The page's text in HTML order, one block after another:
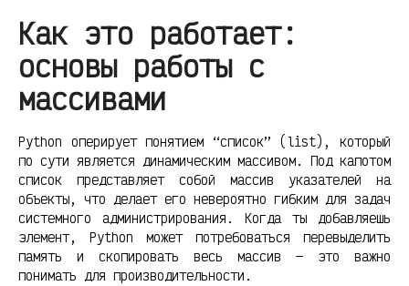
Как это работает:
основы работы с
массивами
Python оперирует понятием “список” (list), который
по сути является динамическим массивом. Под капотом
список представляет собой массив указателей на
объекты, что делает его невероятно гибким для задач
системного администрирования. Когда ты добавляешь
элемент, Python может потребоваться перевыделить
память и скопировать весь массив — это важно
понимать для производительности.